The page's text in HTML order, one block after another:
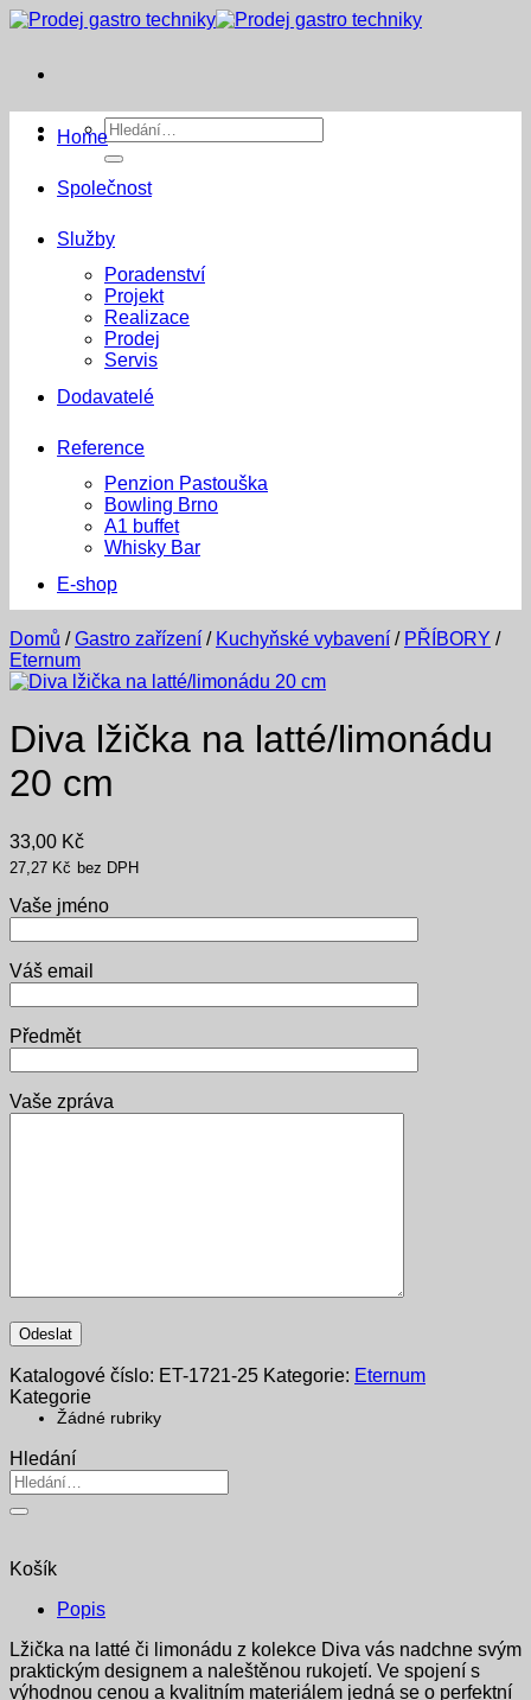
Přeskočit
Hledat:
Home
Společnost
Služby
Poradenství
Projekt
Realizace
Prodej
Servis
Dodavatelé
Reference
Penzion Pastouška
Bowling Brno
A1 buffet
Whisky Bar
E-shop
Domů / Gastro zařízení / Kuchyňské vybavení / PŘÍBORY /
Eternum
Diva lžička na latté/limonádu
20 cm
33,00 Kč
27,27 Kč bez DPH
Vaše jméno
Váš email
Předmět
Vaše zpráva
Katalogové číslo: ET-1721-25 Kategorie: Eternum
Kategorie
Žádné rubriky
Hledání
Hledat:
Košík
Popis
Lžička na latté či limonádu z kolekce Diva vás nadchne svým
praktickým designem a naleštěnou rukojetí. Ve spojení s
výhodnou cenou a kvalitním materiálem jedná se o perfektní